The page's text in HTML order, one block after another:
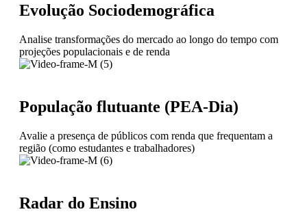
Evolução Sociodemográfica
Analise transformações do mercado ao longo do tempo com
projeções populacionais e de renda
População flutuante (PEA-Dia)
Avalie a presença de públicos com renda que frequentam a
região (como estudantes e trabalhadores)
Radar do Ensino